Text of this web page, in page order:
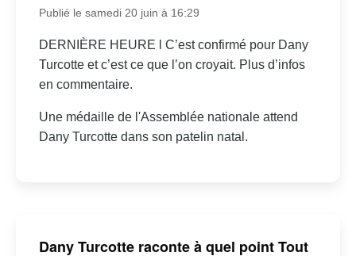
Publié le samedi 20 juin à 16:29
DERNIÈRE HEURE l C’est confirmé pour Dany
Turcotte et c’est ce que l’on croyait. Plus d’infos
en commentaire.
Une médaille de l'Assemblée nationale attend
Dany Turcotte dans son patelin natal.
Dany Turcotte raconte à quel point Tout